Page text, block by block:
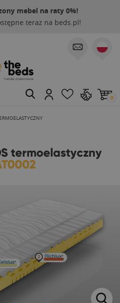
mebel na raty 0%!
teraz na beds.pl!
0
termoelastyczny